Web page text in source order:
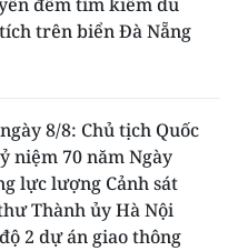
đêm tìm kiếm du
trên biển Đà Nẵng
8/8: Chủ tịch Quốc
niệm 70 năm Ngày
lực lượng Cảnh sát
Thành ủy Hà Nội
2 dự án giao thông